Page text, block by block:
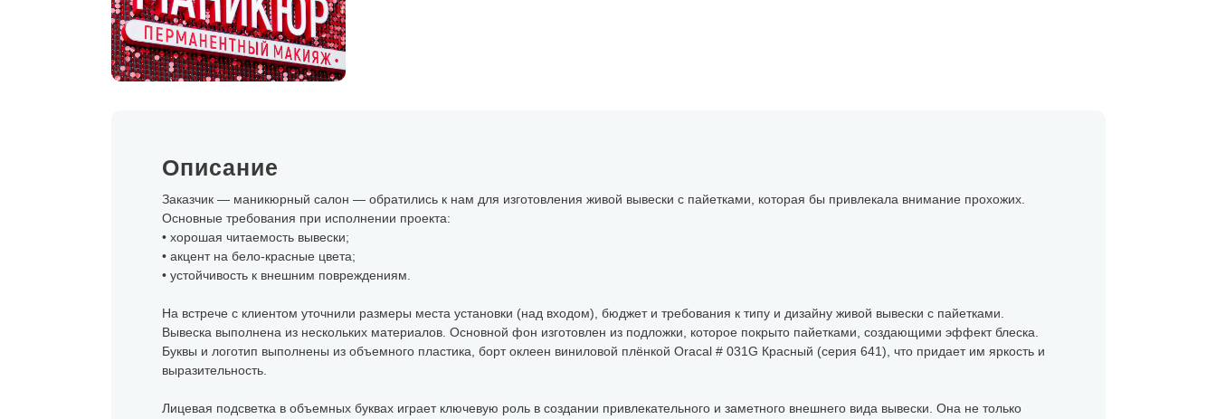
Описание
Заказчик — маникюрный салон — обратились к нам для изготовления живой вывески с пайетками, которая бы привлекала внимание прохожих.
Основные требования при исполнении проекта:
• хорошая читаемость вывески;
• акцент на бело-красные цвета;
• устойчивость к внешним повреждениям.
На встрече с клиентом уточнили размеры места установки (над входом), бюджет и требования к типу и дизайну живой вывески с пайетками.
Вывеска выполнена из нескольких материалов. Основной фон изготовлен из подложки, которое покрыто пайетками, создающими эффект блеска.
Буквы и логотип выполнены из объемного пластика, борт оклеен виниловой плёнкой Oracal # 031G Красный (серия 641), что придает им яркость и
выразительность.
Лицевая подсветка в объемных буквах играет ключевую роль в создании привлекательного и заметного внешнего вида вывески. Она не только